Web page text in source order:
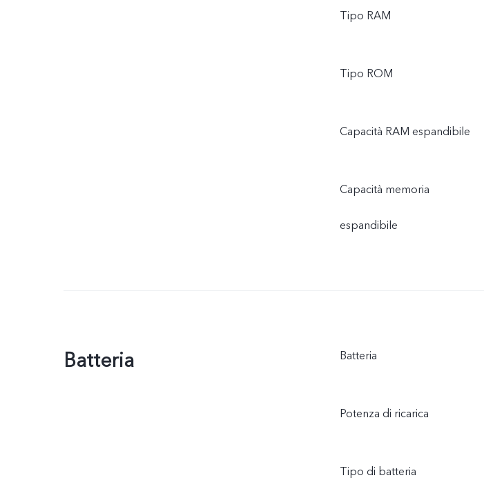
Tipo RAM
Tipo ROM
Capacità RAM espandibile
Capacità memoria
espandibile
Batteria Batteria
Potenza di ricarica
Tipo di batteria